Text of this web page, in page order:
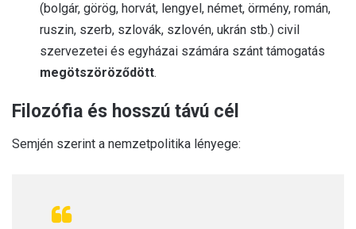
(bolgár, görög, horvát, lengyel, német, örmény, román,
ruszin, szerb, szlovák, szlovén, ukrán stb.) civil
szervezetei és egyházai számára szánt támogatás
megötszöröződött.
Filozófia és hosszú távú cél
Semjén szerint a nemzetpolitika lényege: